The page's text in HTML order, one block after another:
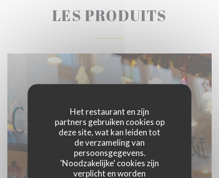
Het restaurant en zijn
partners gebruiken cookies op
deze site, wat kan leiden tot
de verzameling van
persoonsgegevens.
'Noodzakelijke' cookies zijn
verplicht en worden
LES PRODUITS